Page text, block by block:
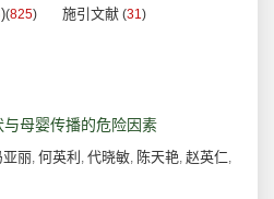
(825) 施引文献 (31)
母婴传播的危险因素
亚丽, 何英利 , 代晓敏, 陈天艳, 赵英仁,